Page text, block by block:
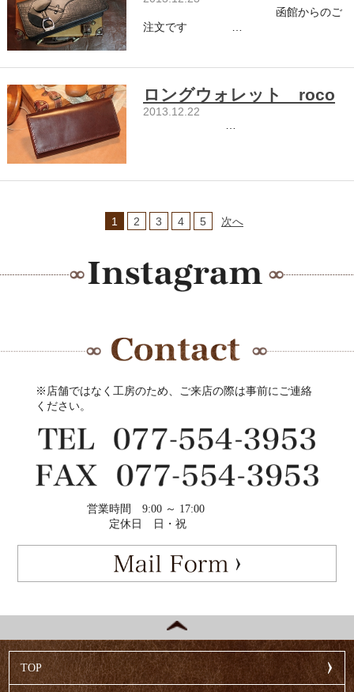
函館からのご
注文です …
ロングウォレット roco
2013.12.22
1 2 3 4 5 次へ
※店舗ではなく工房のため、ご来店の際は事前にご連絡
ください。
営業時間
9:00 ～ 17:00
定休日
日・祝
TOP